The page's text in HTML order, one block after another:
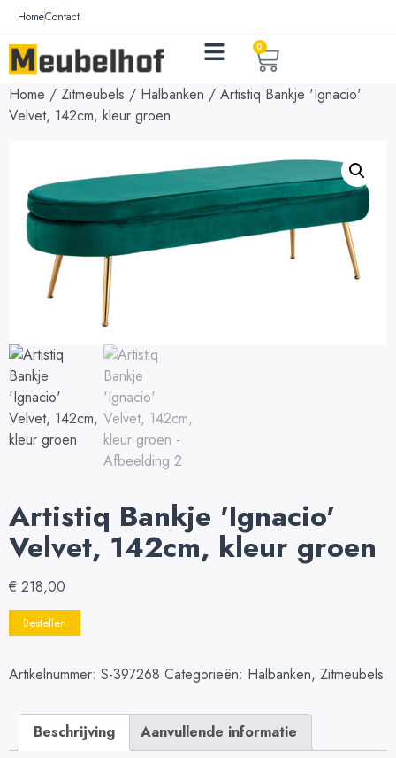
HomeContact
0
Home / Zitmeubels / Halbanken / Artistiq Bankje 'Ignacio'
Velvet, 142cm, kleur groen
Artistiq Bankje 'Ignacio'
Velvet, 142cm, kleur groen
€ 218,00
Bestellen
Artikelnummer: S-397268 Categorieën: Halbanken, Zitmeubels
Beschrijving Aanvullende informatie